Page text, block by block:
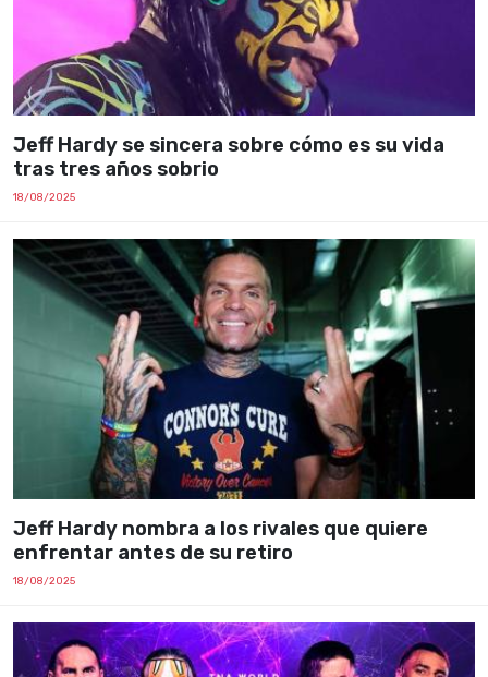
Jeff Hardy se sincera sobre cómo es su vida
tras tres años sobrio
18/08/2025
Jeff Hardy nombra a los rivales que quiere
enfrentar antes de su retiro
18/08/2025